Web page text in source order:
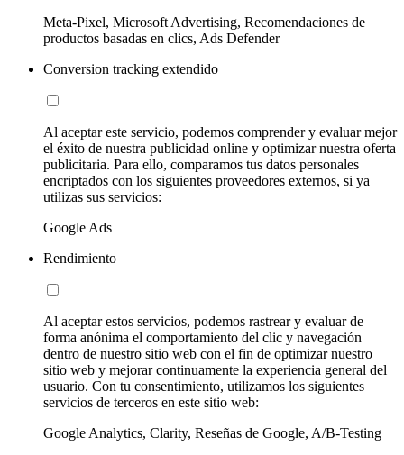
Meta-Pixel, Microsoft Advertising, Recomendaciones de
productos basadas en clics, Ads Defender
Conversion tracking extendido
Al aceptar este servicio, podemos comprender y evaluar mejor
el éxito de nuestra publicidad online y optimizar nuestra oferta
publicitaria. Para ello, comparamos tus datos personales
encriptados con los siguientes proveedores externos, si ya
utilizas sus servicios:
Google Ads
Rendimiento
Al aceptar estos servicios, podemos rastrear y evaluar de
forma anónima el comportamiento del clic y navegación
dentro de nuestro sitio web con el fin de optimizar nuestro
sitio web y mejorar continuamente la experiencia general del
usuario. Con tu consentimiento, utilizamos los siguientes
servicios de terceros en este sitio web:
Google Analytics, Clarity, Reseñas de Google, A/B-Testing